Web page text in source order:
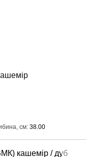
(ВМК), кашемір
см 38.00